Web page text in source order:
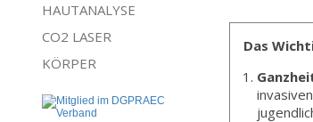
Das
HAUTANALYSE
CO2 LASER
KÖRPER